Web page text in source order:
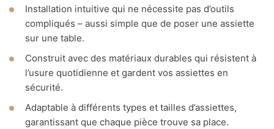
Installation intuitive qui ne nécessite pas d’outils
compliqués – aussi simple que de poser une assiette
sur une table.
Construit avec des matériaux durables qui résistent à
l’usure quotidienne et gardent vos assiettes en
sécurité.
Adaptable à différents types et tailles d’assiettes,
garantissant que chaque pièce trouve sa place.